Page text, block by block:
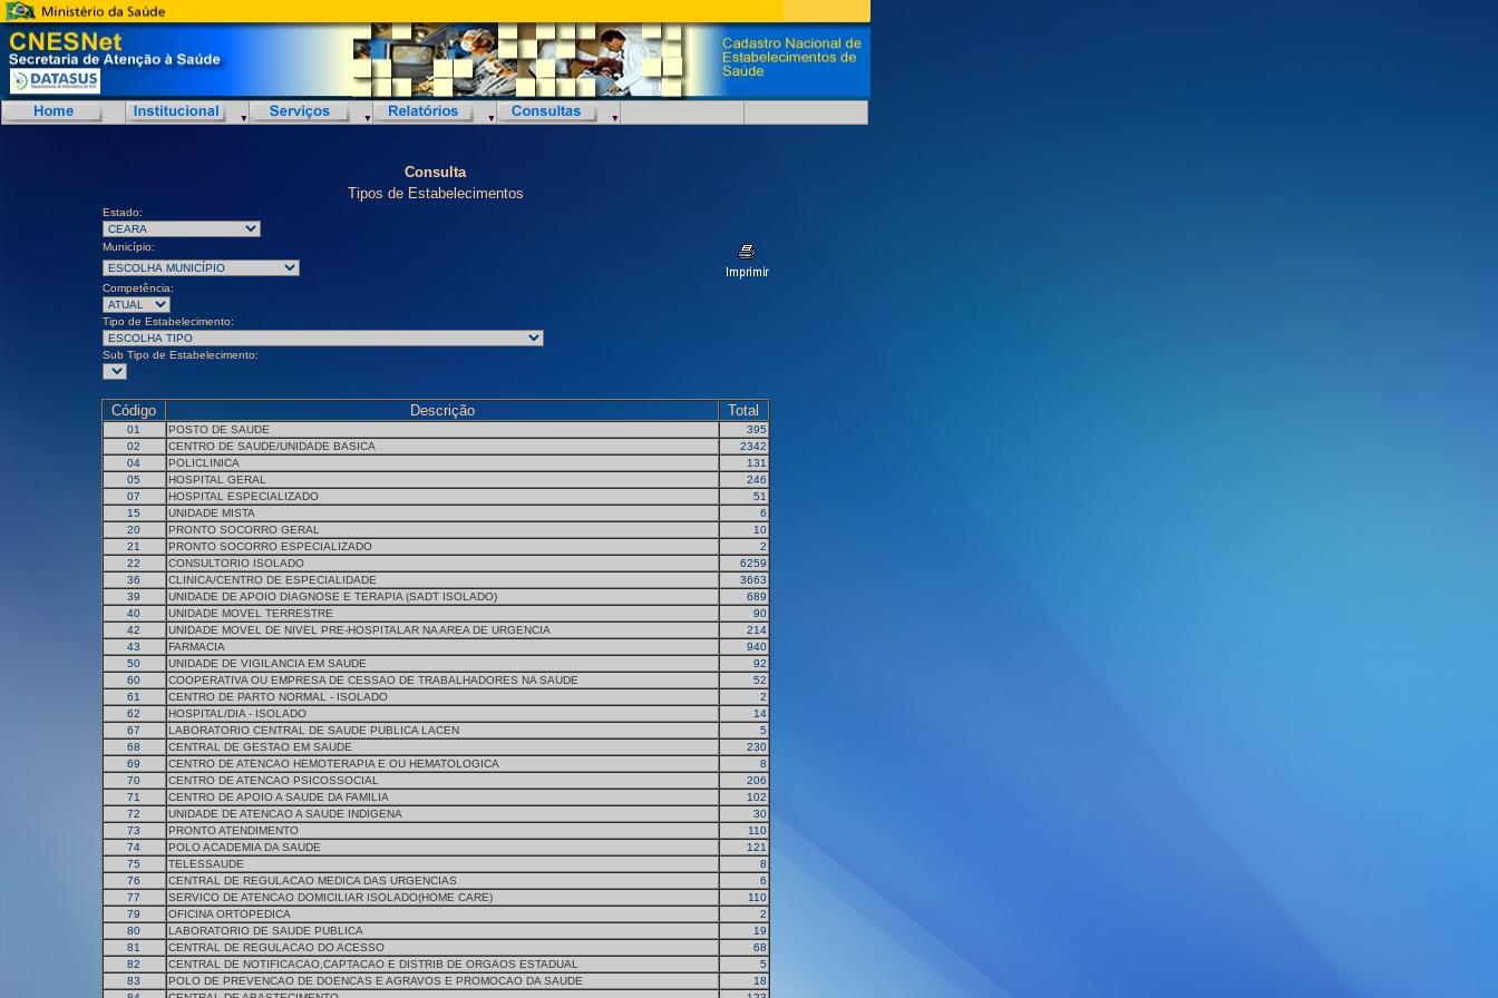
Consulta
Tipos de Estabelecimentos
Estado:
Município:
Competência:
Tipo de Estabelecimento:
Sub Tipo de Estabelecimento:
Código Descrição Total
01 POSTO DE SAUDE
395
02
CENTRO DE SAUDE/UNIDADE BASICA
2342
04
POLICLINICA
131
05
HOSPITAL GERAL
246
07
HOSPITAL ESPECIALIZADO
51
15
UNIDADE MISTA
6
20
PRONTO SOCORRO GERAL
10
21
PRONTO SOCORRO ESPECIALIZADO
2
22
CONSULTORIO ISOLADO
6259
36
CLINICA/CENTRO DE ESPECIALIDADE
3663
39
UNIDADE DE APOIO DIAGNOSE E TERAPIA (SADT ISOLADO)
689
40
UNIDADE MOVEL TERRESTRE
90
42
UNIDADE MOVEL DE NIVEL PRE-HOSPITALAR NA AREA DE URGENCIA
214
43
FARMACIA
940
50
UNIDADE DE VIGILANCIA EM SAUDE
92
60
COOPERATIVA OU EMPRESA DE CESSAO DE TRABALHADORES NA SAUDE
52
61
CENTRO DE PARTO NORMAL - ISOLADO
2
62
HOSPITAL/DIA - ISOLADO
14
67
LABORATORIO CENTRAL DE SAUDE PUBLICA LACEN
5
68
CENTRAL DE GESTAO EM SAUDE
230
69
CENTRO DE ATENCAO HEMOTERAPIA E OU HEMATOLOGICA
8
70
CENTRO DE ATENCAO PSICOSSOCIAL
206
71
CENTRO DE APOIO A SAUDE DA FAMILIA
102
72
UNIDADE DE ATENCAO A SAUDE INDIGENA
30
73
PRONTO ATENDIMENTO
110
74
POLO ACADEMIA DA SAUDE
121
75
TELESSAUDE
8
76
CENTRAL DE REGULACAO MEDICA DAS URGENCIAS
6
77
SERVICO DE ATENCAO DOMICILIAR ISOLADO(HOME CARE)
110
79
OFICINA ORTOPEDICA
2
80
LABORATORIO DE SAUDE PUBLICA
19
81
CENTRAL DE REGULACAO DO ACESSO
68
82
CENTRAL DE NOTIFICACAO,CAPTACAO E DISTRIB DE ORGAOS ESTADUAL
5
83
POLO DE PREVENCAO DE DOENCAS E AGRAVOS E PROMOCAO DA SAUDE
18